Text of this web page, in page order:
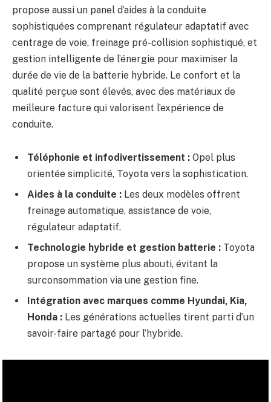
propose aussi un panel d’aides à la conduite
sophistiquées comprenant régulateur adaptatif avec
centrage de voie, freinage pré-collision sophistiqué, et
gestion intelligente de l’énergie pour maximiser la
durée de vie de la batterie hybride. Le confort et la
qualité perçue sont élevés, avec des matériaux de
meilleure facture qui valorisent l’expérience de
conduite.
Téléphonie et infodivertissement : Opel plus
orientée simplicité, Toyota vers la sophistication.
Aides à la conduite : Les deux modèles offrent
freinage automatique, assistance de voie,
régulateur adaptatif.
Technologie hybride et gestion batterie : Toyota
propose un système plus abouti, évitant la
surconsommation via une gestion fine.
Intégration avec marques comme Hyundai, Kia,
Honda : Les générations actuelles tirent parti d’un
savoir-faire partagé pour l’hybride.